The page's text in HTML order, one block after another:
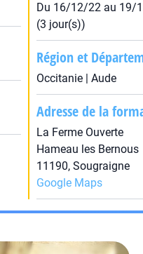
Du 16/12/22 au 19/
(3 jour(s))
Région et
Occitanie | Aude
Adresse de la
La Ferme Ouverte
Hameau les Bernous
11190, Sougraigne
Google Maps